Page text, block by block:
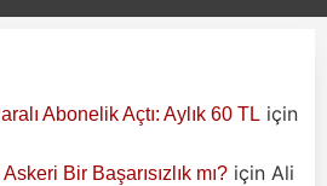
Abonelik Açtı: Aylık 60 TL için
Bir Başarısızlık mı? için Ali